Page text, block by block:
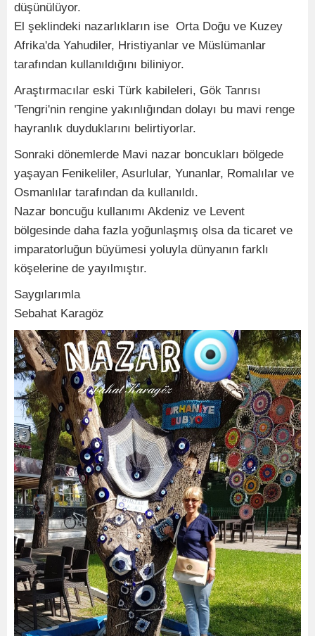
düşünülüyor.
El şeklindeki nazarlıkların ise Orta Doğu ve Kuzey
Afrika'da Yahudiler, Hristiyanlar ve Müslümanlar
tarafından kullanıldığını biliniyor.
Araştırmacılar eski Türk kabileleri, Gök Tanrısı
'Tengri'nin rengine yakınlığından dolayı bu mavi renge
hayranlık duyduklarını belirtiyorlar.
Sonraki dönemlerde Mavi nazar boncukları bölgede
yaşayan Fenikeliler, Asurlular, Yunanlar, Romalılar ve
Osmanlılar tarafından da kullanıldı.
Nazar boncuğu kullanımı Akdeniz ve Levent
bölgesinde daha fazla yoğunlaşmış olsa da ticaret ve
imparatorluğun büyümesi yoluyla dünyanın farklı
köşelerine de yayılmıştır.
Saygılarımla
Sebahat Karagöz